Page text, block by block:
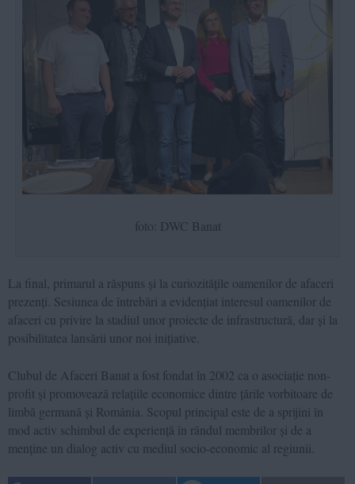
foto: DWC Banat
La final, primarul a răspuns și la curiozitățile oamenilor de afaceri
prezenți. Sesiunea de întrebări a evidențiat interesul oamenilor de
afaceri cu privire la stadiul unor proiecte de infrastructură, dar și la
posibilitatea lansării unor noi inițiative.
Clubul de Afaceri Banat a fost fondat în 2002 ca o asociație non-
profit și promovează relațiile economice dintre țările vorbitoare de
limbă germană și România. Scopul principal este de a sprijini în
mod activ schimbul de experiență în rândul membrilor și de a
menține un dialog activ cu mediul socio-economic al regiunii.